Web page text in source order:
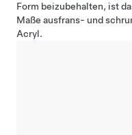
Form beizubehalten, ist
Maße ausfrans- und
Acryl.